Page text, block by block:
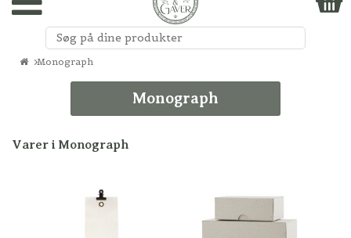
Monograph
Monograph
Varer i Monograph